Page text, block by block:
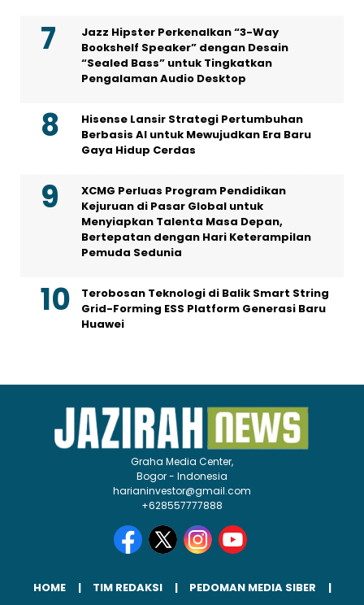
Jazz Hipster Perkenalkan “3-Way
Bookshelf Speaker” dengan Desain
“Sealed Bass” untuk Tingkatkan
Pengalaman Audio Desktop
Hisense Lansir Strategi Pertumbuhan
Berbasis AI untuk Mewujudkan Era Baru
Gaya Hidup Cerdas
XCMG Perluas Program Pendidikan
Kejuruan di Pasar Global untuk
Menyiapkan Talenta Masa Depan,
Bertepatan dengan Hari Keterampilan
Pemuda Sedunia
Terobosan Teknologi di Balik Smart String
Grid-Forming ESS Platform Generasi Baru
Huawei
Graha Media Center,
Bogor - Indonesia
harianinvestor@gmail.com
+628557777888
HOME TIM REDAKSI
PEDOMAN MEDIA SIBER